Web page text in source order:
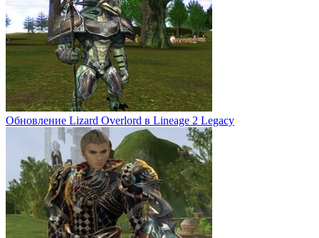
Обновление Lizard Overlord в Lineage 2 Legacy